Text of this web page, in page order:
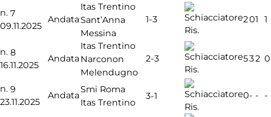
n. 7
09.11.2025
Andata
Itas Trentino
Sant’Anna
Messina
1-3
Ris.
201 1
n. 8
16.11.2025
Andata
Itas Trentino
Narconon
Melendugno
2-3
Ris.
532 0
n. 9
23.11.2025
Andata
Smi Roma
Itas Trentino
3-1
Ris.
0- - -